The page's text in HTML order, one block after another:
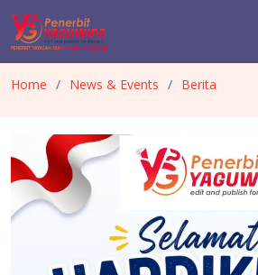
Home News & Events Berita